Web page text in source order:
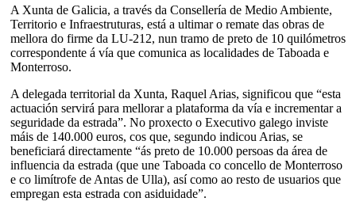
A Xunta de Galicia, a través da Consellería de Medio Ambiente,
Territorio e Infraestruturas, está a ultimar o remate das obras de
mellora do firme da LU-212, nun tramo de preto de 10 quilómetros
correspondente á vía que comunica as localidades de Taboada e
Monterroso.
A delegada territorial da Xunta, Raquel Arias, significou que “esta
actuación servirá para mellorar a plataforma da vía e incrementar a
seguridade da estrada”. No proxecto o Executivo galego inviste
máis de 140.000 euros, cos que, segundo indicou Arias, se
beneficiará directamente “ás preto de 10.000 persoas da área de
influencia da estrada (que une Taboada co concello de Monterroso
e co limítrofe de Antas de Ulla), así como ao resto de usuarios que
empregan esta estrada con asiduidade”.